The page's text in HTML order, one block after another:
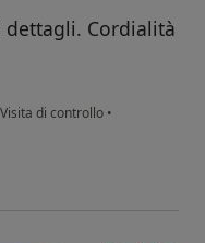
dettagli. Cordialità
Visita di controllo •